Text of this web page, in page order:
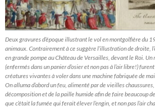
Deux gravures d’époque illustrant le vol en montgolfière du
animaux. Contrairement à ce suggère l’illustration de droite,
en grande pompe au Château de Versailles, devant le Roi. Un
(enfermés dans un panier d’osier et non pas à l’air libre!)
créatures vivantes à voler dans une machine fabriquée de
On alluma d’abord un feu, alimenté par de vieilles
décomposition et de la paille humide afin de faire beaucoup
que c’était la fumée qui ferait élever l’engin, et non pas l’air